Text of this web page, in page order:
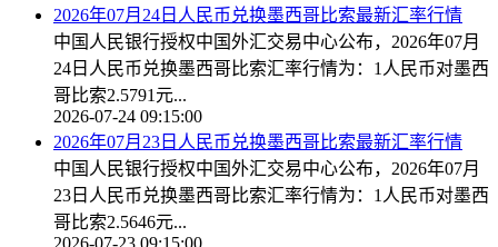
2026年07月24日人民币兑换墨西哥比索最新汇率行情
中国人民银行授权中国外汇交易中心公布，2026年07月
24日人民币兑换墨西哥比索汇率行情为：1人民币对墨西
哥比索2.5791元...
2026-07-24 09:15:00
2026年07月23日人民币兑换墨西哥比索最新汇率行情
中国人民银行授权中国外汇交易中心公布，2026年07月
23日人民币兑换墨西哥比索汇率行情为：1人民币对墨西
哥比索2.5646元...
2026-07-23 09:15:00